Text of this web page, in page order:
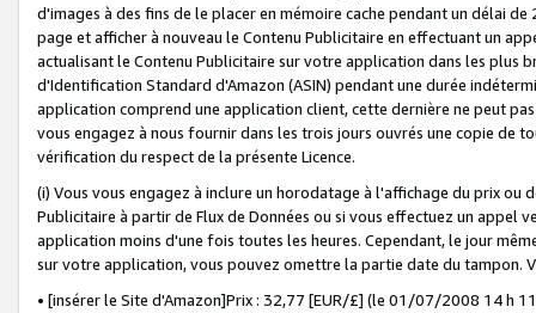
d'images à des fins de le placer en mémoire cache pendant un délai
page et afficher à nouveau le Contenu Publicitaire en effectuant un
actualisant le Contenu Publicitaire sur votre application dans les plus
d'Identification Standard d'Amazon (ASIN) pendant une durée
application comprend une application client, cette dernière ne peut
vous engagez à nous fournir dans les trois jours ouvrés une copie de
vérification du respect de la présente Licence.
(i) Vous vous engagez à inclure un horodatage à l'affichage du prix
Publicitaire à partir de Flux de Données ou si vous effectuez un appel
application moins d'une fois toutes les heures. Cependant, le jour
sur votre application, vous pouvez omettre la partie date du tampon.
• [insérer le Site d'Amazon]Prix : 32,77 [EUR/£] (le 01/07/2008 14 h